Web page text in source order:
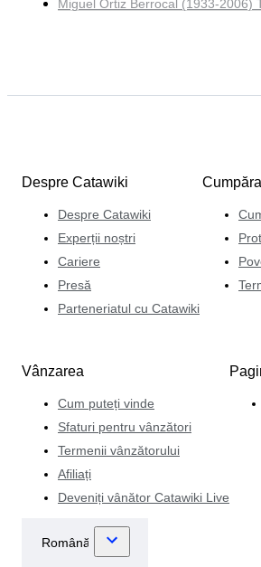
Miguel Ortiz Berrocal (1933-2006)
Despre Catawiki
Despre Catawiki
Experții noștri
Cariere
Presă
Parteneriatul cu Catawiki
Vânzarea
Cum puteți vinde
Sfaturi pentru vânzători
Termenii vânzătorului
Afiliați
Deveniți vânător Catawiki Live